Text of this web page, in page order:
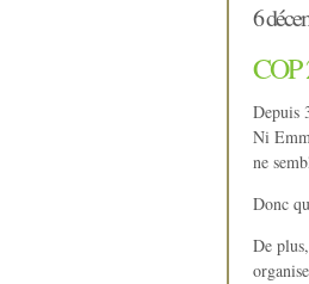
6
COP
Depuis
Ni
ne
Donc
De